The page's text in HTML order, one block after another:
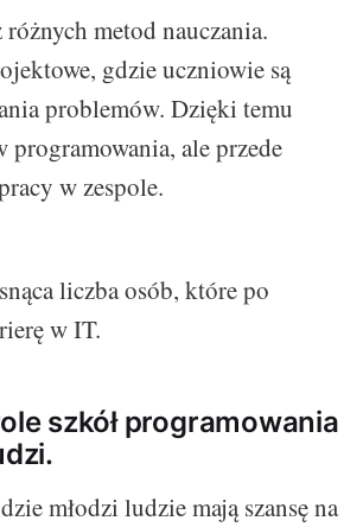
metod nauczania.
gdzie uczniowie są
problemów. Dzięki temu
ale przede
w zespole.
liczba osób, które po
w IT.
szkół programowania
młodzi ludzie mają szansę na